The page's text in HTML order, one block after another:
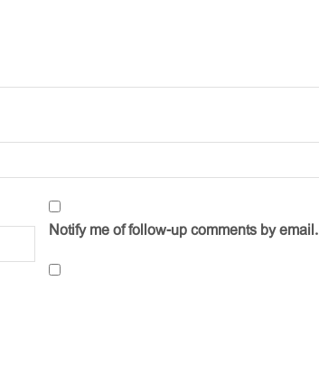
Notify me of follow-up comments by email.